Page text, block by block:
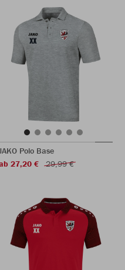
Polo Base
27,20 €
29,99 €